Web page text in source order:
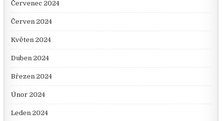
Červenec 2024
Červen 2024
Květen 2024
Duben 2024
Březen 2024
Únor 2024
Leden 2024